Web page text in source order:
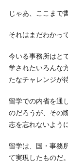
じゃあ、ここまで
それはまだわかっ
今いる事務所はと
学されたいろんな
たなチャレンジが
留学での内省を通
のだろうが、その
志を忘れないよう
留学は、国・事務
て実現したものだ。